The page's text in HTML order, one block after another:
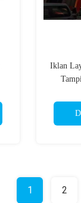
Iklan
1 2